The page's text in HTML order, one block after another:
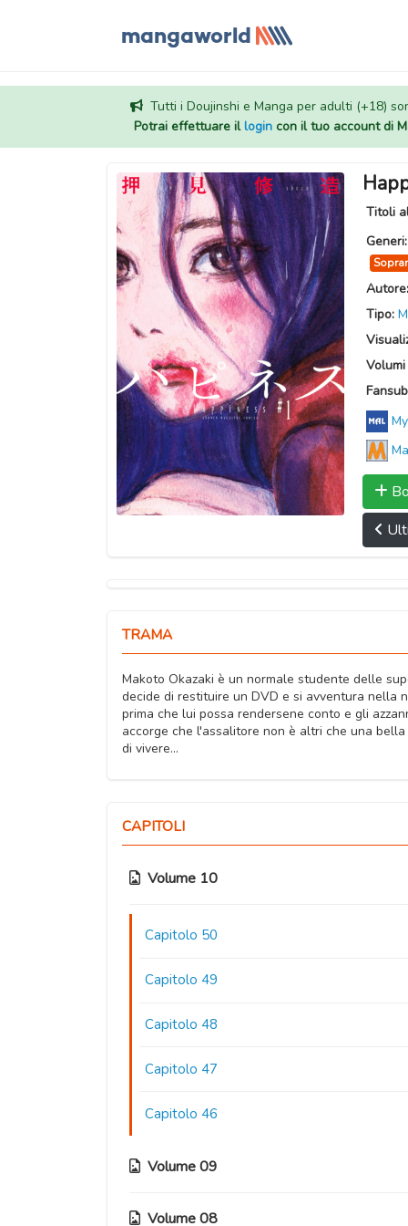
Tutti i Doujinshi e Manga per adulti (+18)
Potrai effettuare illogincon il tuo account di
Titoli
Generi:
Autore:
Tipo:
TRAMA
Makoto Okazaki è un normale studente delle
decide di restituire un DVD e si avventura nella
prima che lui possa rendersene conto e gli
accorge che l'assalitore non è altri che una
di vivere...
CAPITOLI
Volume 10
Capitolo 50
Capitolo 49
Capitolo 48
Capitolo 47
Capitolo 46
Volume 09
Volume 08